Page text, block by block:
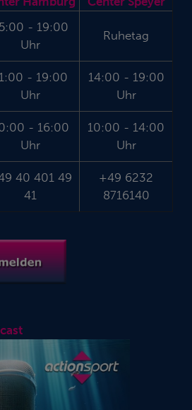
- 19:00
Uhr
Ruhetag
- 19:00
Uhr
14:00 - 19:00
Uhr
- 16:00
Uhr
10:00 - 14:00
Uhr
40 401 49
41
+49 6232
8716140